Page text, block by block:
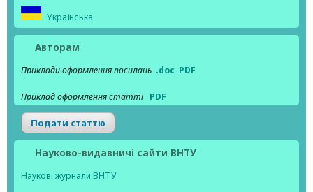
Українська
Авторам
Приклади оформлення посилань .doc PDF
Приклад оформлення статті PDF
Подати статтю
Науково-видавничі сайти ВНТУ
Наукові журнали ВНТУ